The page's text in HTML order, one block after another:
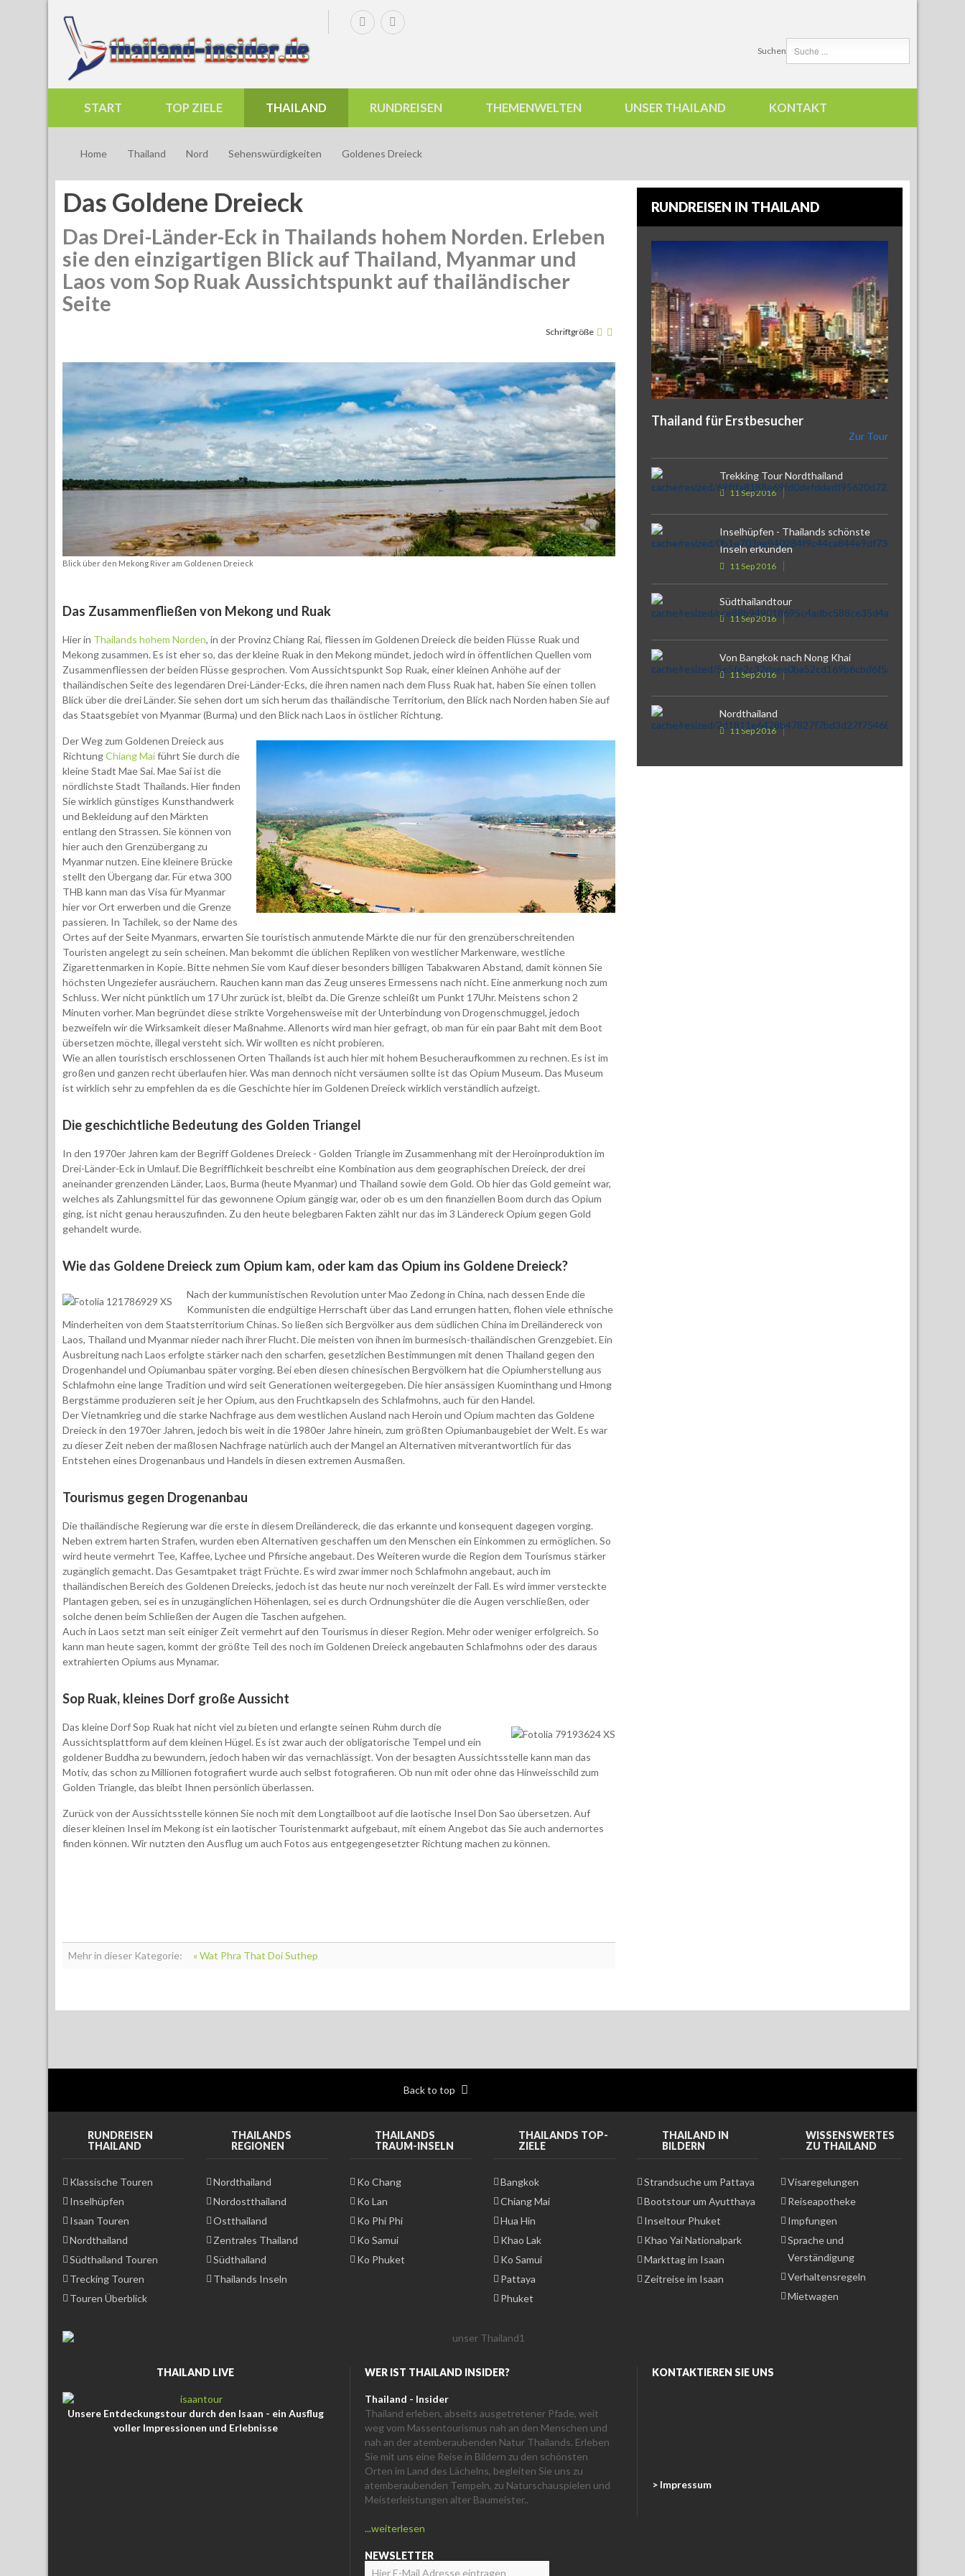
Suchen
START TOP ZIELE THAILAND RUNDREISEN THEMENWELTEN UNSER THAILAND KONTAKT
Home Thailand Nord Sehenswürdigkeiten Goldenes Dreieck
Das Goldene Dreieck
Das Drei-Länder-Eck in Thailands hohem Norden. Erleben
sie den einzigartigen Blick auf Thailand, Myanmar und
Laos vom Sop Ruak Aussichtspunkt auf thailändischer
Seite
Schriftgröße
Blick über den Mekong River am Goldenen Dreieck
Das Zusammenfließen von Mekong und Ruak
Hier in Thailands hohem Norden, in der Provinz Chiang Rai, fliessen im Goldenen Dreieck die beiden Flüsse Ruak und
Mekong zusammen. Es ist eher so, das der kleine Ruak in den Mekong mündet, jedoch wird in öffentlichen Quellen vom
Zusammenfliessen der beiden Flüsse gesprochen. Vom Aussichtspunkt Sop Ruak, einer kleinen Anhöhe auf der
thailändischen Seite des legendären Drei-Länder-Ecks, die ihren namen nach dem Fluss Ruak hat, haben Sie einen tollen
Blick über die drei Länder. Sie sehen dort um sich herum das thailändische Territorium, den Blick nach Norden haben Sie auf
das Staatsgebiet von Myanmar (Burma) und den Blick nach Laos in östlicher Richtung.
Der Weg zum Goldenen Dreieck aus
RichtungChiang Maiführt Sie durch die
kleine Stadt Mae Sai. Mae Sai ist die
nördlichste Stadt Thailands. Hier finden
Sie wirklich günstiges Kunsthandwerk
und Bekleidung auf den Märkten
entlang den Strassen. Sie können von
hier auch den Grenzübergang zu
Myanmar nutzen. Eine kleinere Brücke
stellt den Übergang dar. Für etwa 300
THB kann man das Visa für Myanmar
hier vor Ort erwerben und die Grenze
passieren. In Tachilek, so der Name des
Ortes auf der Seite Myanmars, erwarten Sie touristisch anmutende Märkte die nur für den grenzüberschreitenden
Touristen angelegt zu sein scheinen. Man bekommt die üblichen Repliken von westlicher Markenware, westliche
Zigarettenmarken in Kopie. Bitte nehmen Sie vom Kauf dieser besonders billigen Tabakwaren Abstand, damit können Sie
höchsten Ungeziefer ausräuchern. Rauchen kann man das Zeug unseres Ermessens nach nicht. Eine anmerkung noch zum
Schluss. Wer nicht pünktlich um 17 Uhr zurück ist, bleibt da. Die Grenze schleißt um Punkt 17Uhr. Meistens schon 2
Minuten vorher. Man begründet diese strikte Vorgehensweise mit der Unterbindung von Drogenschmuggel, jedoch
bezweifeln wir die Wirksamkeit dieser Maßnahme. Allenorts wird man hier gefragt, ob man für ein paar Baht mit dem Boot
übersetzen möchte, illegal versteht sich. Wir wollten es nicht probieren.
Wie an allen touristisch erschlossenen Orten Thailands ist auch hier mit hohem Besucheraufkommen zu rechnen. Es ist im
großen und ganzen recht überlaufen hier. Was man dennoch nicht versäumen sollte ist das Opium Museum. Das Museum
ist wirklich sehr zu empfehlen da es die Geschichte hier im Goldenen Dreieck wirklich verständlich aufzeigt.
Die geschichtliche Bedeutung des Golden Triangel
In den 1970er Jahren kam der Begriff Goldenes Dreieck - Golden Triangle im Zusammenhang mit der Heroinproduktion im
Drei-Länder-Eck in Umlauf. Die Begrifflichkeit beschreibt eine Kombination aus dem geographischen Dreieck, der drei
aneinander grenzenden Länder, Laos, Burma (heute Myanmar) und Thailand sowie dem Gold. Ob hier das Gold gemeint war,
welches als Zahlungsmittel für das gewonnene Opium gängig war, oder ob es um den finanziellen Boom durch das Opium
ging, ist nicht genau herauszufinden. Zu den heute belegbaren Fakten zählt nur das im 3 Ländereck Opium gegen Gold
gehandelt wurde.
Wie das Goldene Dreieck zum Opium kam, oder kam das Opium ins Goldene Dreieck?
Nach der kummunistischen Revolution unter Mao Zedong in China, nach dessen Ende die
Kommunisten die endgültige Herrschaft über das Land errungen hatten, flohen viele ethnische
Minderheiten von dem Staatsterritorium Chinas. So ließen sich Bergvölker aus dem südlichen China im Dreiländereck von
Laos, Thailand und Myanmar nieder nach ihrer Flucht. Die meisten von ihnen im burmesisch-thailändischen Grenzgebiet. Ein
Ausbreitung nach Laos erfolgte stärker nach den scharfen, gesetzlichen Bestimmungen mit denen Thailand gegen den
Drogenhandel und Opiumanbau später vorging. Bei eben diesen chinesischen Bergvölkern hat die Opiumherstellung aus
Schlafmohn eine lange Tradition und wird seit Generationen weitergegeben. Die hier ansässigen Kuominthang und Hmong
Bergstämme produzieren seit je her Opium, aus den Fruchtkapseln des Schlafmohns, auch für den Handel.
Der Vietnamkrieg und die starke Nachfrage aus dem westlichen Ausland nach Heroin und Opium machten das Goldene
Dreieck in den 1970er Jahren, jedoch bis weit in die 1980er Jahre hinein, zum größten Opiumanbaugebiet der Welt. Es war
zu dieser Zeit neben der maßlosen Nachfrage natürlich auch der Mangel an Alternativen mitverantwortlich für das
Entstehen eines Drogenanbaus und Handels in diesen extremen Ausmaßen.
Tourismus gegen Drogenanbau
Die thailändische Regierung war die erste in diesem Dreiländereck, die das erkannte und konsequent dagegen vorging.
Neben extrem harten Strafen, wurden eben Alternativen geschaffen um den Menschen ein Einkommen zu ermöglichen. So
wird heute vermehrt Tee, Kaffee, Lychee und Pfirsiche angebaut. Des Weiteren wurde die Region dem Tourismus stärker
zugänglich gemacht. Das Gesamtpaket trägt Früchte. Es wird zwar immer noch Schlafmohn angebaut, auch im
thailändischen Bereich des Goldenen Dreiecks, jedoch ist das heute nur noch vereinzelt der Fall. Es wird immer versteckte
Plantagen geben, sei es in unzugänglichen Höhenlagen, sei es durch Ordnungshüter die die Augen verschließen, oder
solche denen beim Schließen der Augen die Taschen aufgehen.
Auch in Laos setzt man seit einiger Zeit vermehrt auf den Tourismus in dieser Region. Mehr oder weniger erfolgreich. So
kann man heute sagen, kommt der größte Teil des noch im Goldenen Dreieck angebauten Schlafmohns oder des daraus
extrahierten Opiums aus Mynamar.
Sop Ruak, kleines Dorf große Aussicht
Das kleine Dorf Sop Ruak hat nicht viel zu bieten und erlangte seinen Ruhm durch die
Aussichtsplattform auf dem kleinen Hügel. Es ist zwar auch der obligatorische Tempel und ein
goldener Buddha zu bewundern, jedoch haben wir das vernachlässigt. Von der besagten Aussichtsstelle kann man das
Motiv, das schon zu Millionen fotografiert wurde auch selbst fotografieren. Ob nun mit oder ohne das Hinweisschild zum
Golden Triangle, das bleibt Ihnen persönlich überlassen.
Zurück von der Aussichtsstelle können Sie noch mit dem Longtailboot auf die laotische Insel Don Sao übersetzen. Auf
dieser kleinen Insel im Mekong ist ein laotischer Touristenmarkt aufgebaut, mit einem Angebot das Sie auch andernortes
finden können. Wir nutzten den Ausflug um auch Fotos aus entgegengesetzter Richtung machen zu können.
Mehr in dieser Kategorie: « Wat Phra That Doi Suthep
RUNDREISEN IN THAILAND
Thailand für Erstbesucher
Zur Tour
Trekking Tour Nordthailand
11 Sep 2016
Inselhüpfen - Thailands schönste
Inseln erkunden
11 Sep 2016
Südthailandtour
11 Sep 2016
Von Bangkok nach Nong Khai
11 Sep 2016
Nordthailand
11 Sep 2016
Back to top
RUNDREISEN
THAILAND
Klassische Touren
Inselhüpfen
Isaan Touren
Nordthailand
Südthailand Touren
Trecking Touren
Touren Überblick
THAILANDS
REGIONEN
Nordthailand
Nordostthailand
Ostthailand
Zentrales Thailand
Südthailand
Thailands Inseln
THAILANDS
TRAUM-INSELN
Ko Chang
Ko Lan
Ko Phi Phi
Ko Samui
Ko Phuket
THAILANDS TOP-
ZIELE
Bangkok
Chiang Mai
Hua Hin
Khao Lak
Ko Samui
Pattaya
Phuket
THAILAND IN
BILDERN
Strandsuche um Pattaya
Bootstour um Ayutthaya
Inseltour Phuket
Khao Yai Nationalpark
Markttag im Isaan
Zeitreise im Isaan
WISSENSWERTES
ZU THAILAND
Visaregelungen
Reiseapotheke
Impfungen
Sprache und
Verständigung
Verhaltensregeln
Mietwagen
THAILAND LIVE
Unsere Entdeckungstour durch den Isaan - ein Ausflug
voller Impressionen und Erlebnisse
WER IST THAILAND INSIDER?
Thailand - Insider
Thailand erleben, abseits ausgetretener Pfade, weit
weg vom Massentourismus nah an den Menschen und
nah an der atemberaubenden Natur Thailands. Erleben
Sie mit uns eine Reise in Bildern zu den schönsten
Orten im Land des Lächelns, begleiten Sie uns zu
atemberaubenden Tempeln, zu Naturschauspielen und
Meisterleistungen alter Baumeister..
...weiterlesen
NEWSLETTER
KONTAKTIEREN SIE UNS
> Impressum